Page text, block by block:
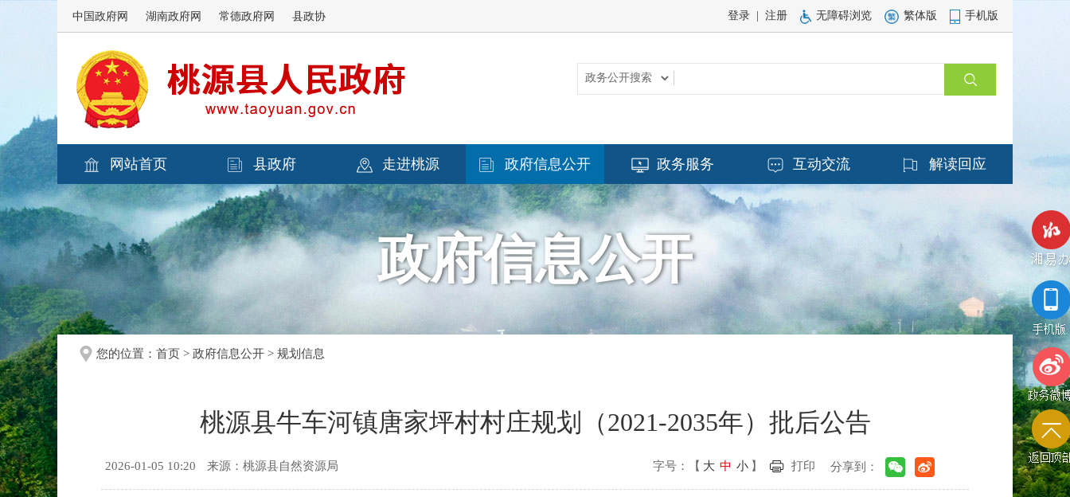
中国政府网 湖南政府网 常德政府网 县政协 登录 注册 无障碍浏览 繁体版 手机版
网站首页 县政府 走进桃源 政府信息公开 政务服务 互动交流 解读回应
政府信息公开
您的位置： 首页 > 政府信息公开 > 规划信息
桃源县牛车河镇唐家坪村村庄规划（2021-2035年）批后公告
2026-01-05 10:20 来源：桃源县自然资源局 字号：【 大 中 小 】 打印 分享到：
湘易办
手机版
政务微
返回顶